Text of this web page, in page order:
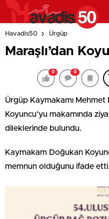
Havadis50 Ürgüp
Maraşlı’dan
0 0
Ürgüp Kaymakamı
Koyuncu’yu makamında
dileklerinde bulundu.
Kaymakam Doğukan
memnun olduğunu ifade etti.